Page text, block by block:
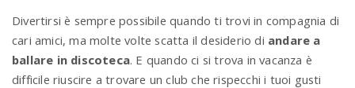
Divertirsi è sempre possibile quando ti trovi in compagnia di
cari amici, ma molte volte scatta il desiderio di andare a
ballare in discoteca. E quando ci si trova in vacanza è
difficile riuscire a trovare un club che rispecchi i tuoi gusti